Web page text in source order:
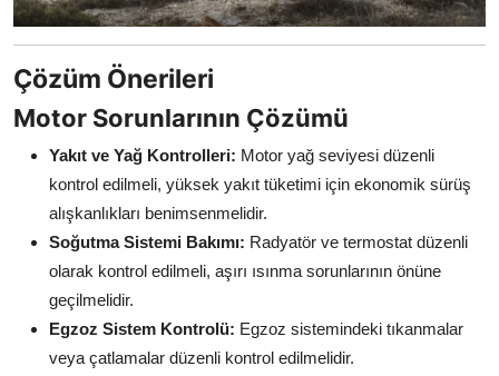
Çözüm Önerileri
Motor Sorunlarının Çözümü
Yakıt ve Yağ Kontrolleri: Motor yağ seviyesi düzenli
kontrol edilmeli, yüksek yakıt tüketimi için ekonomik sürüş
alışkanlıkları benimsenmelidir.
Soğutma Sistemi Bakımı: Radyatör ve termostat düzenli
olarak kontrol edilmeli, aşırı ısınma sorunlarının önüne
geçilmelidir.
Egzoz Sistem Kontrolü: Egzoz sistemindeki tıkanmalar
veya çatlamalar düzenli kontrol edilmelidir.